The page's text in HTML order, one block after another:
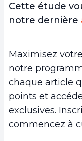
Cette étude
notre dernière
Maximisez
notre
chaque article
points et
exclusives.
commencez à